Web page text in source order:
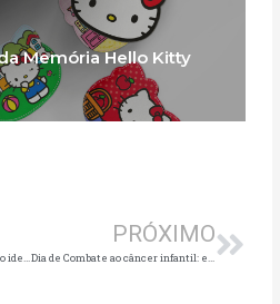
Memória Hello Kitty
Perda auditiva na infância: como identificar e tratar a tempo
PRÓXIMO
Dia de Combate ao câncer infantil: escritora lança livro em parceria com Instituto Ronald